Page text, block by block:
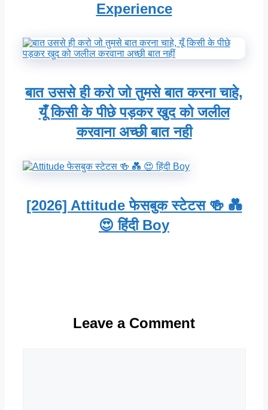
Experience
बात उससे ही करो जो तुमसे बात करना चाहे,
यूँ किसी के पीछे पड़कर खुद को जलील
करवाना अच्छी बात नही
[2026] Attitude फेसबुक स्टेटस 🍻 💑
😍 हिंदी Boy
Leave a Comment